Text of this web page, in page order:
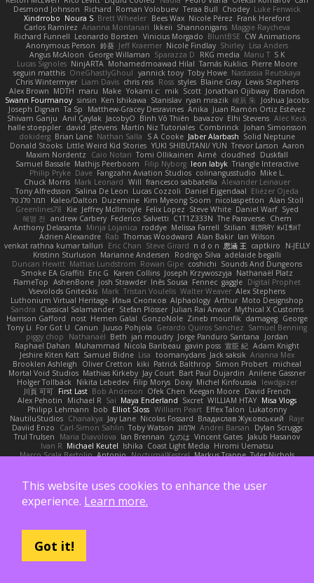
Desmond Johnson Richard Roman Volobuev Teraa Bull Chodey Luke Fenwick
Xindrrobo Noura S Brett Wheeler Bees Wax Nicole Pérez Frank Hereford
Carlos Ramírez Arianna Montanari Ikkeii Shannonigans Maggie Raycheva
Richard Funnell Leonardo Borsten Vinicius Morgado BluntBSE CW Animations
Anonymous Person 鈴葵 Jeff Kraemer Nicole Findlay Shirley Lisa Anders
Angus McAloon George Willaman Sparazza D RKG media Manu T S K
Lucas Signoles NinjARTA Mohamedmoawad Hilal Tamás Kuklics Pierre Moore
seguin matthis OneGhastlyGhoul yannick tooy Toby Howe Nastassia Reutskaya
Chris Wintermyer Liam Davis chris reis Ross styles Blaine Gray Lewis Stephens
Alex Brown MDTH maru Make Yokami c: mik Scott Jonathan Ojibway Brandon
Swann Fourmanoy sinsin Ken Ishikawa Stanislav ryan mrazik 峻辰 朱
Joshua Jacobs
Joseph Dignan Ta Sp Matthew-Gracey Desravines Anika Juan Ramón Ortiz Estévez
Shivam Ganju Anıl Çaylak JacobyO Bình Võ Thiên bavazov Elhi Stevens Alec Keck
halle stoeppler david jstevens Martín Niz Tutoriales Combrinck
Johan Simonsson
dokiderg Brian Lane Nathan Salla S A Cooke Jaber Alarbash Solid Neptune
Donald Stooks Little Weird Kid Stories YUKI SHIBUTANI/ YUN Trevor Larson Aaron
Maxim Nordentz
Caio Notari Tomi Ollikainen Aimé cloudhed
Duskfall
Samuel Bassale Mathijs Peerboom Filip Nyborg leon labyk Triangle Interactive
Philip Pryke Dave Fangzahn Aviation Studios colinangusstudio Mike L.
Chuck Morris Mark Leonard Will francesco sabbatella Alexander Leinauer
Tony Alfredsson Salina De Leon Lucas Cozzoli Daniel Eijgendaal Eliézer Ojeda
תמר פלג טל
Kaleo/Dalton Duzemine Kim Myeong Soom nicolaspetton Alan Stoll
Greenlines78
Kie Jeffrey McIlmoyle Felix Lopez Steve White Daniel Warf Syed
혜영 전 andrew Carbery Federico Salvetti C1T1Z333N The Paraverse Chem
Anthony Delasanta
Minja Lojanica roddye Melissa Farrell Stilian ꌃ꒒ꀎꋪꋪꌩ ꀘꈤꀤꁅꃅ꓄
Adrien Alexandre Rab Thomas Woodward Alan Bakir Ian Wilson
venkat rathna kumar talluri
Eric Chan Steve Girard n d o n 思涵 王 captkiro
N-JELLY
Kristinn Sturluson Marianne Andersen Rodrigo Silva adelaide begalli
Duncan Hewitt Mattias Lundstrom Rowan Gipe coshichi Sounds And Dungeons
Smoke EA Graffiti Eric G Karen Collins Joseph Krzywoszyja Nathanaël Platz
FlameTop AshenBone Josh Strawder Inês Sousa Fennec gaggle Digital Prophet
Vsevolods Gniteckis Mark Tristan Voulelis Walter Weaver Alex Stephens
Luthonium Virtual Heritage Илья Снопков Alphaology Arthur Moto Designshop
Sandra Classical Salamander Stefan Plösser Julian Rai Anwor Mythical X Customs
Harrison Gafford
nost Hemen Galal GonzoNole Zineb mounfik damageg George
Tony Li For Got U Canun Juuso Pohjola Gerardo Quiros Sanchez Samuel Benning
piggy chop
Nathanaël Beth jan moudry Jorge Panduro Santana
Jordan
Raphael Dahan
Muhammad Nicola Baribeau gavin poss 宣臣 紀 Adam Knight
Jeshire Kiten Katt Samuel Bidne Lisa toomanydans Jack saksik Arianna Mex
Brooklen Ashleigh
Oliver Cretton kiki Patrick Balthrop Simon Probert micheal
Mortal Void Studios Mathias Kirkeby Jay Court Bart Paul Dujardin Anilene Gassner
Holger Tollbäck
Nikita Lebedev Filip Morys Doxy Michel Kinfoussia
lewdgazer
川頁 可可 First Last Bob Anderson Ofek Chen Keegan Moore David French
Alex Pehotin
Michael R Sai Maya Enderland Sxcret WILLIAM HTAY Misa Vlogs
Philipp Lehmann bob Elliot Sloss William Peart Effex Talon Lukatonny
NautiluStudios Chanakya Jay Lane Nicolas Fossard Владислав Жуковський
Raje
Daviid Enzo
Carl-Simon Sahlin Toby Watson אלמוג Andrei Barsan
Dylan Scruggs
Trul Trulsen
Maria Diavolova Ian Brennan なのは Vincent Gates Jakub Hasanov
Ivan R Michael Keutel Ishika Coast Light Media Hiromi Uematsu
Marco Scala Bertolin Antonio NocturnalKestrel Markus Trappe Tyler Nichols
Somebodyoncetoldme Josh Laxen Oliver Danielsen Alex Duncan silas 2534455
Carro1001 Thomas Anderson Daniel Wilson RAfort Owen Maynard Nico Cloud
George M. Dyck Thbatcos Dmytro Volovnenko
Clem White DeboxMojave Meene Lindner
Joshua Kendrick
Zee MacDonald Antonio Gasca-Alvarez
This website uses cookies to enhance the user
experience. Learn more.
Got it!